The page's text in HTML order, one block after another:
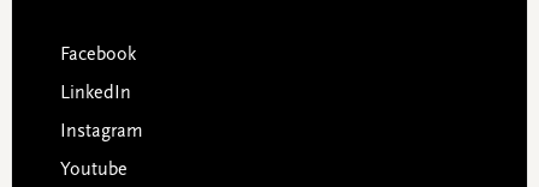
Facebook
LinkedIn
Instagram
Youtube